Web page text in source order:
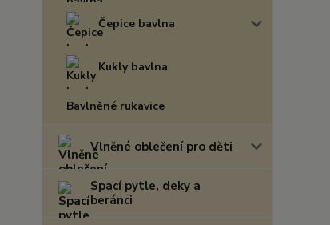
Čepice bavlna
Kukly bavlna
Bavlněné rukavice
Vlněné oblečení pro děti
Spací pytle, deky a
beránci